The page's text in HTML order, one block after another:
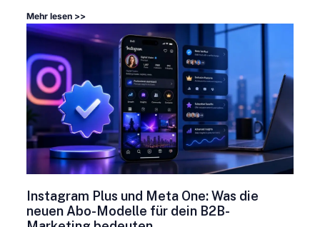
Mehr lesen >>
Instagram Plus und Meta One: Was die
neuen Abo-Modelle für dein B2B-